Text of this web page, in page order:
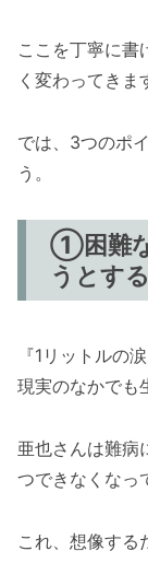
ここを丁寧に書
く変わってきま
では、3つのポ
う。
①困難
うとす
『1リットルの
現実のなかでも
亜也さんは難病
つできなくなっ
これ、想像する